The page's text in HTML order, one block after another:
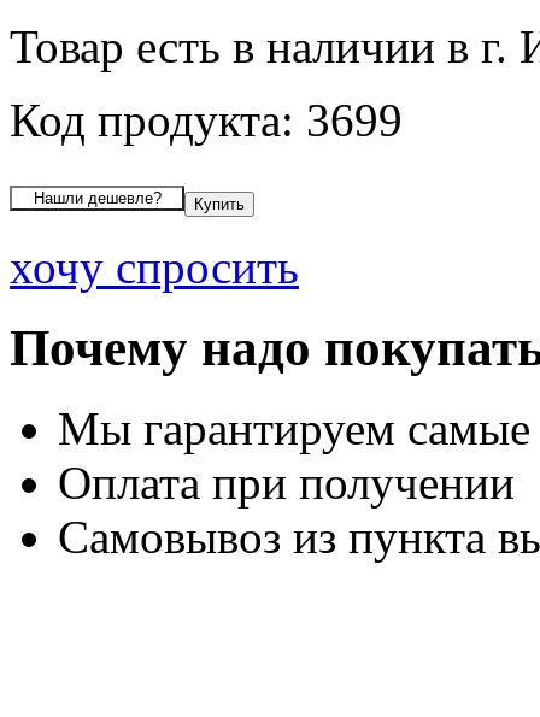
Товар есть в наличии в г.
Код продукта: 3699
хочу спросить
Почему надо
Мы гарантируем
Оплата при получении
Самовывоз из пункта